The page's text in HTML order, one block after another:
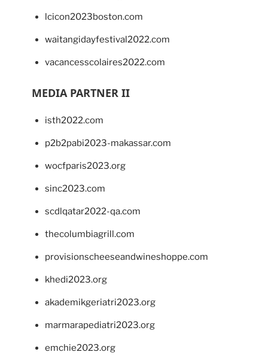
lcicon2023boston.com
waitangidayfestival2022.com
vacancesscolaires2022.com
MEDIA PARTNER II
isth2022.com
p2b2pabi2023-makassar.com
wocfparis2023.org
sinc2023.com
scdlqatar2022-qa.com
thecolumbiagrill.com
provisionscheeseandwineshoppe.com
khedi2023.org
akademikgeriatri2023.org
marmarapediatri2023.org
emchie2023.org